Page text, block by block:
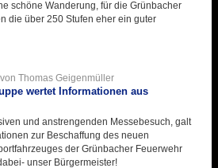
schöne Wanderung, für die Grünbacher
die über 250 Stufen eher ein guter
von Thomas Geigenmüller
wertet Informationen aus
und anstrengenden Messebesuch, galt
zur Beschaffung des neuen
der Grünbacher Feuerwehr
unser Bürgermeister!